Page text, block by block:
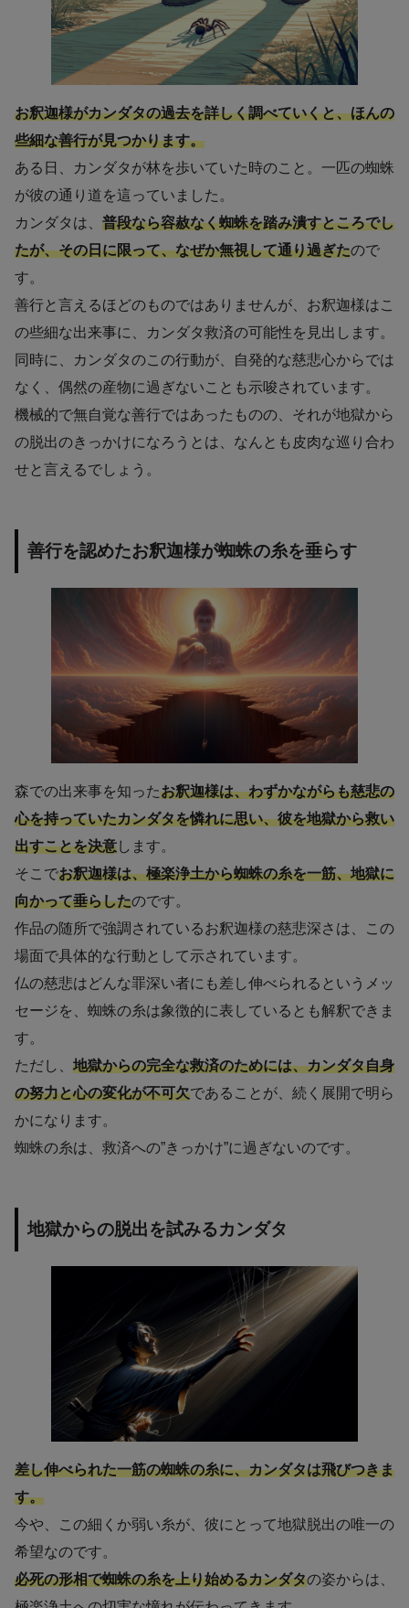
お釈迦様がカンダタの過去を詳しく調べていくと、ほんの
些細な善行が見つかります。
ある日、カンダタが林を歩いていた時のこと。一匹の蜘蛛
が彼の通り道を這っていました。
カンダタは、 普段なら容赦なく蜘蛛を踏み潰すところでし
たが、その日に限って、なぜか無視して通り過ぎたので
す。
善行と言えるほどのものではありませんが、お釈迦様はこ
の些細な出来事に、カンダタ救済の可能性を見出します。
同時に、カンダタのこの行動が、自発的な慈悲心からでは
なく、偶然の産物に過ぎないことも示唆されています。
機械的で無自覚な善行ではあったものの、それが地獄から
の脱出のきっかけになろうとは、なんとも皮肉な巡り合わ
せと言えるでしょう。
善行を認めたお釈迦様が蜘蛛の糸を垂らす
森での出来事を知ったお釈迦様は、わずかながらも慈悲の
心を持っていたカンダタを憐れに思い、彼を地獄から救い
出すことを決意します。
そこでお釈迦様は、極楽浄土から蜘蛛の糸を一筋、地獄に
向かって垂らしたのです。
作品の随所で強調されているお釈迦様の慈悲深さは、この
場面で具体的な行動として示されています。
仏の慈悲はどんな罪深い者にも差し伸べられるというメッ
セージを、蜘蛛の糸は象徴的に表しているとも解釈できま
す。
ただし、 地獄からの完全な救済のためには、カンダタ自身
の努力と心の変化が不可欠であることが、続く展開で明ら
かになります。
蜘蛛の糸は、救済への”きっかけ”に過ぎないのです。
地獄からの脱出を試みるカンダタ
差し伸べられた一筋の蜘蛛の糸に、カンダタは飛びつきま
す。
今や、この細くか弱い糸が、彼にとって地獄脱出の唯一の
希望なのです。
必死の形相で蜘蛛の糸を上り始めるカンダタの姿からは、